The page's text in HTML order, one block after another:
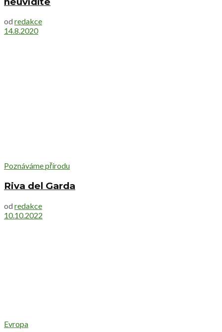
od redakce
14.8.2020
Poznáváme přírodu
Riva del Garda
od redakce
10.10.2022
Evropa